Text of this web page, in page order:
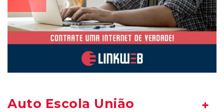
Auto Escola União